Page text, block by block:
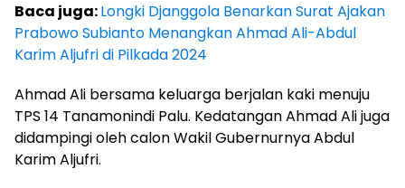
Baca juga:Longki Djanggola Benarkan Surat Ajakan
Prabowo Subianto Menangkan Ahmad Ali-Abdul
Karim Aljufri di Pilkada 2024
Ahmad Ali bersama keluarga berjalan kaki menuju
TPS 14 Tanamonindi Palu. Kedatangan Ahmad Ali juga
didampingi oleh calon Wakil Gubernurnya Abdul
Karim Aljufri.